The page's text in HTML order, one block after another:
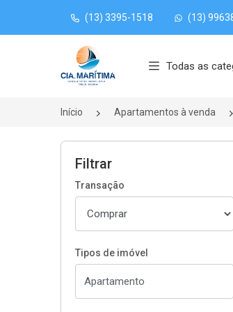
(13) 3395-1518 (13)
Página inicial
Todas as
Início Apartamentos à venda
Filtrar
Transação
Tipos de imóvel